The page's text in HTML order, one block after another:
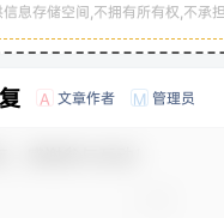
息存储空间,不拥有所有权,不承
A 文章作者 M 管理员